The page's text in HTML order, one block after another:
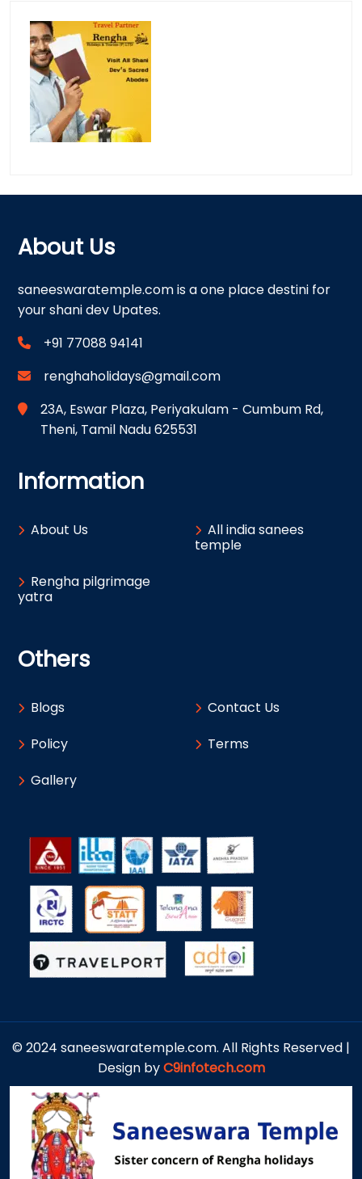
About Us
saneeswaratemple.com is a one place destini for
your shani dev Upates.
+91 77088 94141
renghaholidays@gmail.com
23A, Eswar Plaza, Periyakulam - Cumbum Rd,
Theni, Tamil Nadu 625531
Information
About Us
All india sanees
temple
Rengha pilgrimage
yatra
Others
Blogs
Contact Us
Policy
Terms
Gallery
© 2024 saneeswaratemple.com. All Rights Reserved |
Design byC9infotech.com